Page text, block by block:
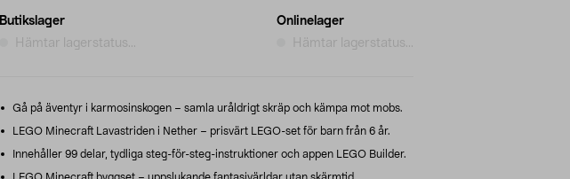
Butikslager
Hämtar lagerstatus...
Onlinelager
Hämtar lagerstatus...
Gå på äventyr i karmosinskogen – samla uråldrigt skräp och kämpa mot mobs.
LEGO Minecraft Lavastriden i Nether – prisvärt LEGO-set för barn från 6 år.
Innehåller 99 delar, tydliga steg-för-steg-instruktioner och appen LEGO Builder.